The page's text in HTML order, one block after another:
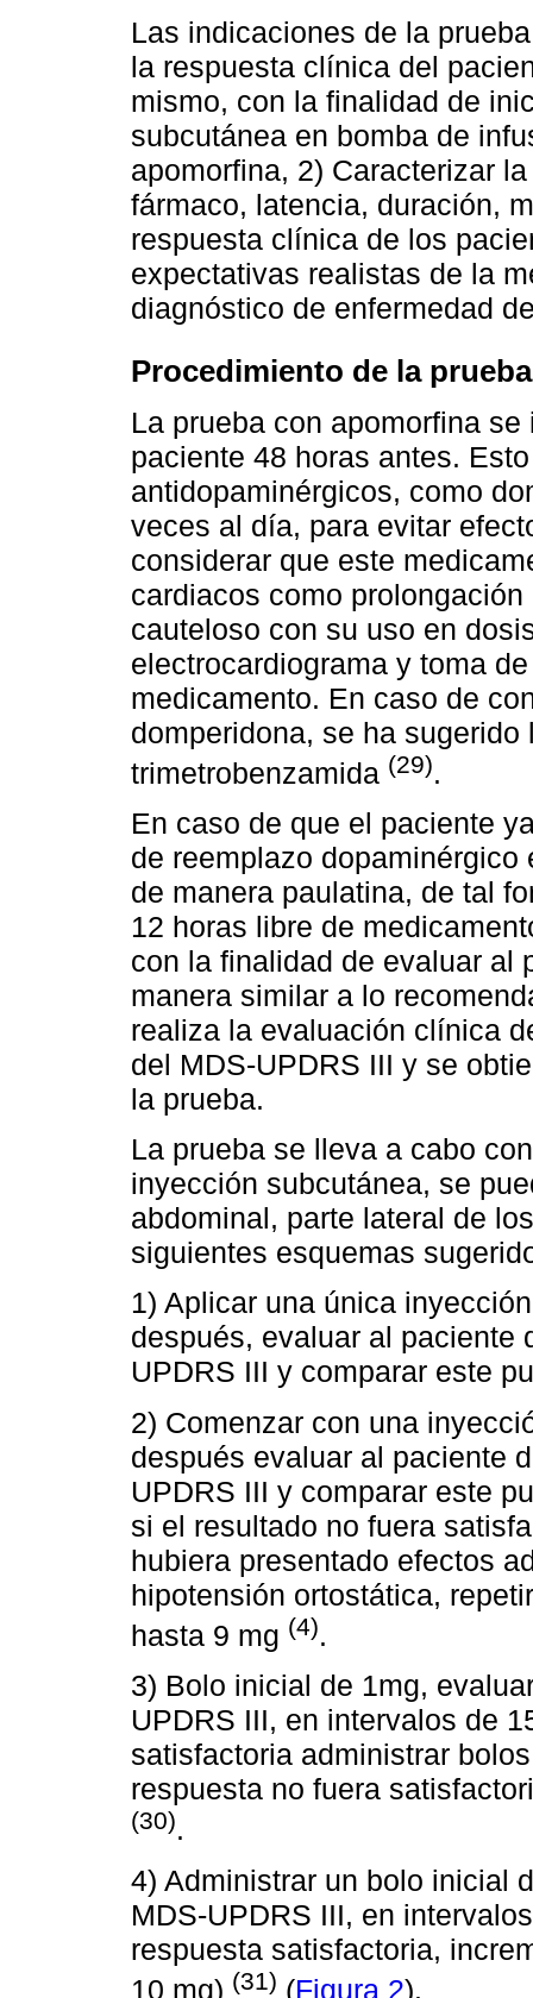
Las indicaciones de la
la respuesta clínica del
mismo, con la finalidad de
subcutánea en bomba de
apomorfina, 2) Caracterizar
fármaco, latencia, duración,
respuesta clínica de los
expectativas realistas de la
diagnóstico de enfermedad
Procedimiento de la
La prueba con apomorfina
paciente 48 horas antes.
antidopaminérgicos, como
veces al día, para evitar
considerar que este
cardiacos como
cauteloso con su uso en
electrocardiograma y toma
medicamento. En caso de
domperidona, se ha
trimetrobenzamida (29).
En caso de que el paciente
de reemplazo
de manera paulatina, de tal
12 horas libre de
con la finalidad de evaluar al
manera similar a lo
realiza la evaluación clínica
del MDS-UPDRS III y se
la prueba.
La prueba se lleva a cabo
inyección subcutánea, se
abdominal, parte lateral de
siguientes esquemas
1) Aplicar una única
después, evaluar al paciente
UPDRS III y comparar este
2) Comenzar con una
después evaluar al paciente
UPDRS III y comparar este
si el resultado no fuera
hubiera presentado efectos
hipotensión ortostática,
hasta 9 mg (4).
3) Bolo inicial de 1mg,
UPDRS III, en intervalos de
satisfactoria administrar
respuesta no fuera
(30).
4) Administrar un bolo inicial
MDS-UPDRS III, en
respuesta satisfactoria,
10 mg) (31) (Figura 2).